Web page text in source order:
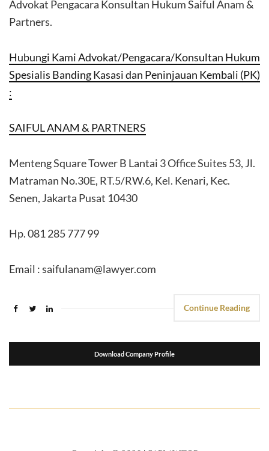
Advokat Pengacara Konsultan Hukum Saiful Anam &
Partners.
Hubungi Kami Advokat/Pengacara/Konsultan Hukum
Spesialis Banding Kasasi dan Peninjauan Kembali (PK)
:
SAIFUL ANAM & PARTNERS
Menteng Square Tower B Lantai 3 Office Suites 53, Jl.
Matraman No.30E, RT.5/RW.6, Kel. Kenari, Kec.
Senen, Jakarta Pusat 10430
Hp. 081 285 777 99
Email : saifulanam@lawyer.com
Continue Reading
Download Company Profile